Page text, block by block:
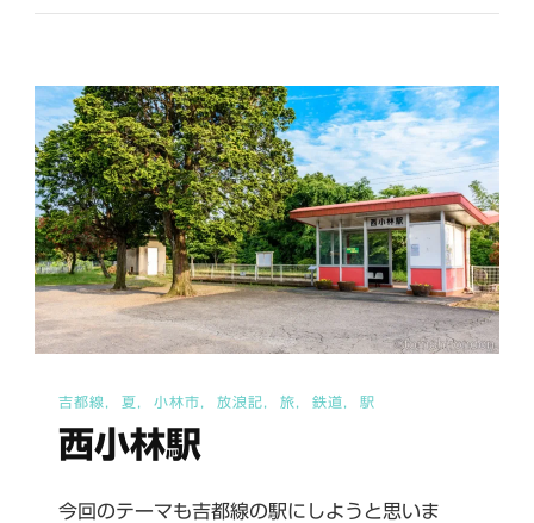
の
吉都線 夏 小林市 放浪記 旅 鉄道 駅
西小林駅
今回のテーマも吉都線の駅にしようと思いま